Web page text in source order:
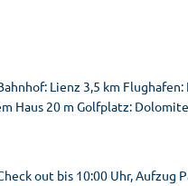
Lienz 3,5 km
Haus 20 m Golfplatz:
out bis 10:00 Uhr,